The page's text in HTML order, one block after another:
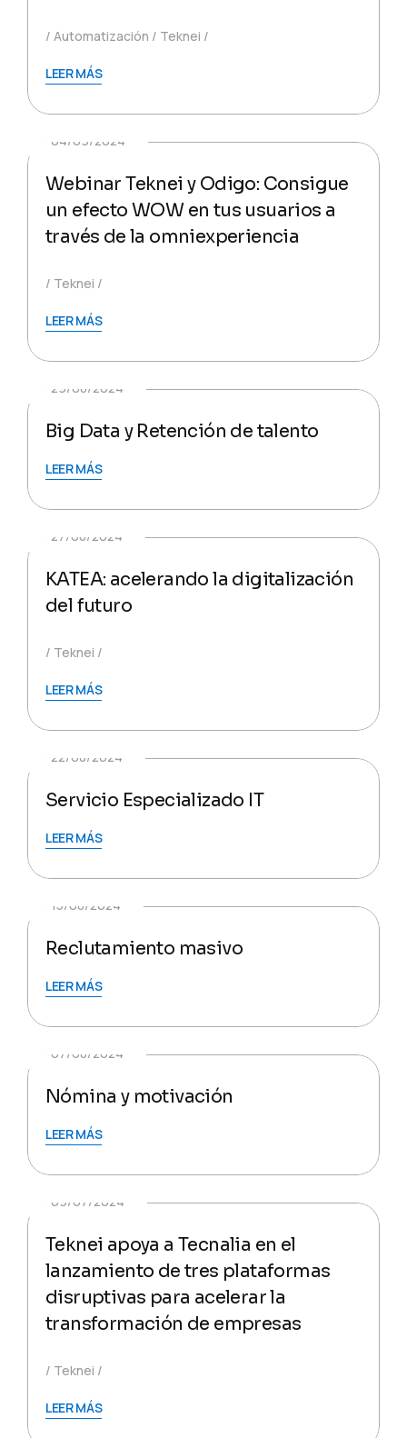
Automatización Teknei
LEER MÁS
04/09/2024
Webinar Teknei y Odigo: Consigue
un efecto WOW en tus usuarios a
través de la omniexperiencia
Teknei
LEER MÁS
29/08/2024
Big Data y Retención de talento
LEER MÁS
27/08/2024
KATEA: acelerando la digitalización
del futuro
Teknei
LEER MÁS
22/08/2024
Servicio Especializado IT
LEER MÁS
15/08/2024
Reclutamiento masivo
LEER MÁS
07/08/2024
Nómina y motivación
LEER MÁS
09/07/2024
Teknei apoya a Tecnalia en el
lanzamiento de tres plataformas
disruptivas para acelerar la
transformación de empresas
Teknei
LEER MÁS